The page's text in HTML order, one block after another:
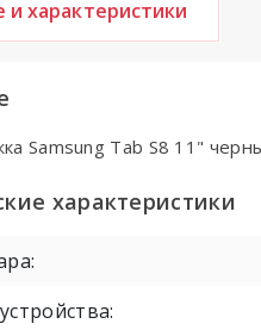
и характеристики
Samsung Tab S8 11"
характеристики